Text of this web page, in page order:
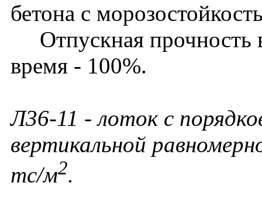
бетона с
Отпускная прочность
время - 100%.
Л36-11 - лоток с
вертикальной
тс/м2.